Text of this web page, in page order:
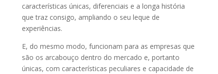
características únicas, diferenciais e a longa história
que traz consigo, ampliando o seu leque de
experiências.
E, do mesmo modo, funcionam para as empresas que
são os arcabouço dentro do mercado e, portanto
únicas, com características peculiares e capacidade de